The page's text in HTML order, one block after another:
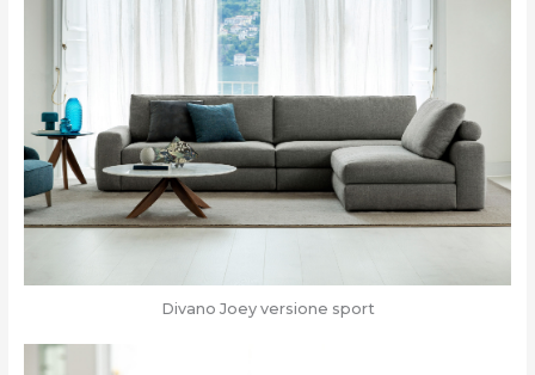
Divano Joey versione sport